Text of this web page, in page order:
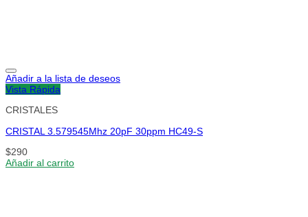
Añadir a la lista de deseos
Vista Rápida
CRISTALES
CRISTAL 3.579545Mhz 20pF 30ppm HC49-S
$290
Añadir al carrito